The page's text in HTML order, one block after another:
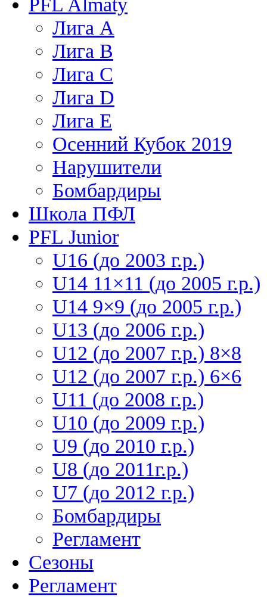
Лига A
Лига В
Лига С
Лига D
Лига Е
Осенний Кубок 2019
Нарушители
Бомбардиры
Школа ПФЛ
PFL Junior
U16 (до 2003 г.р.)
U14 11×11 (до 2005 г.р.)
U14 9×9 (до 2005 г.р.)
U13 (до 2006 г.р.)
U12 (до 2007 г.р.) 8×8
U12 (до 2007 г.р.) 6×6
U11 (до 2008 г.р.)
U10 (до 2009 г.р.)
U9 (до 2010 г.р.)
U8 (до 2011г.р.)
U7 (до 2012 г.р.)
Бомбардиры
Регламент
Сезоны
Регламент